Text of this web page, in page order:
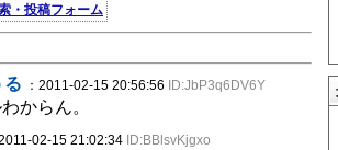
・投稿フォーム
る ：2011-02-15 20:56:56 ID:JbP3q6DV6Y
からん。
02-15 21:02:34 ID:BBlsvKjgxo